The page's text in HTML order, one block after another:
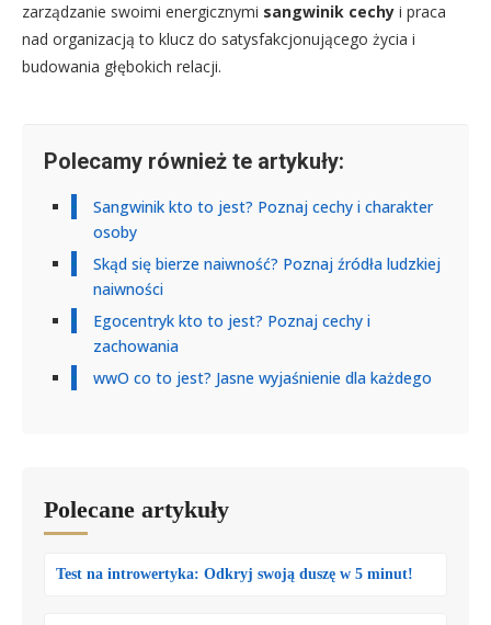
zarządzanie swoimi energicznymi sangwinik cechy i praca
nad organizacją to klucz do satysfakcjonującego życia i
budowania głębokich relacji.
Polecamy również te artykuły:
Sangwinik kto to jest? Poznaj cechy i charakter
osoby
Skąd się bierze naiwność? Poznaj źródła ludzkiej
naiwności
Egocentryk kto to jest? Poznaj cechy i
zachowania
wwO co to jest? Jasne wyjaśnienie dla każdego
Polecane artykuły
Test na introwertyka: Odkryj swoją duszę w 5 minut!